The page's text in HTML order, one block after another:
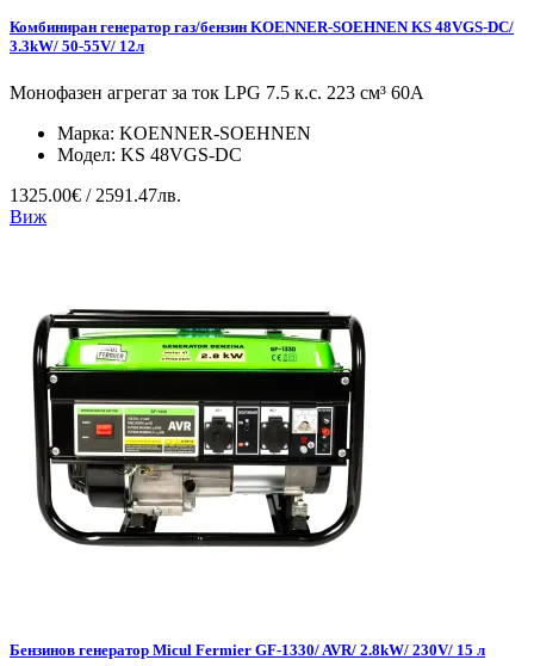
Комбиниран генератор газ/бензин KOENNER-SOEHNEN KS 48VGS-DC/
3.3kW/ 50-55V/ 12л
Монофазен агрегат за ток LPG 7.5 к.с. 223 см³ 60А
Марка: KOENNER-SOEHNEN
Модел: KS 48VGS-DC
1325.00€ / 2591.47лв.
Виж
Бензинов генератор Micul Fermier GF-1330/ AVR/ 2.8kW/ 230V/ 15 л